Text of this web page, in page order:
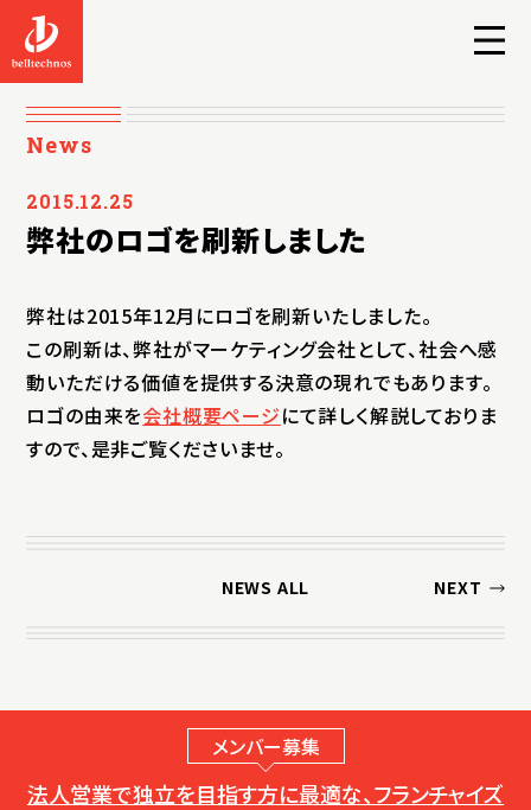
News
2015.12.25
弊社のロゴを刷新しました
弊社は2015年12月にロゴを刷新いたしました。
この刷新は、弊社がマーケティング会社として、社会へ感
動いただける価値を提供する決意の現れでもあります。
ロゴの由来を会社概要ページにて詳しく解説しておりま
すので、是非ご覧くださいませ。
NEWS ALL NEXT
メンバー募集
法人営業で独立を目指す方に最適な、フランチャイズ